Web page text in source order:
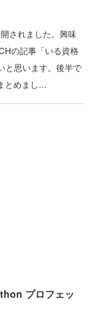
されました。興味
の記事「いる資格
と思います。後半で
とめまし…
プロフェッ